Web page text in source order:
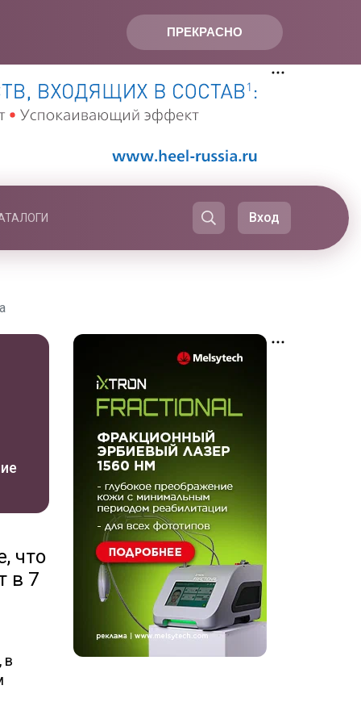
ПРЕКРАСНО
Вход
что
в 7
в